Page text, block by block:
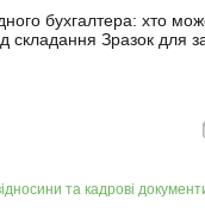
бухгалтера: хто
складання Зразок для
та кадрові